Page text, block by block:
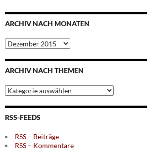
ARCHIV NACH MONATEN
Archiv
nach
Monaten
ARCHIV NACH THEMEN
Archiv
nach
Themen
RSS-FEEDS
RSS – Beiträge
RSS – Kommentare